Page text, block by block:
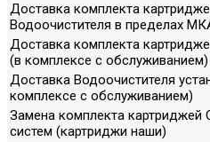
Доставка комплекта
Водоочистителя в пределах
Доставка комплекта
(в комплексе с обслуживанием)
Доставка Водоочистителя
комплексе с обслуживанием)
Замена комплекта картриджей
систем (картриджи наши)